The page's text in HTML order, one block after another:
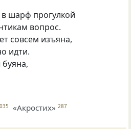
в шарф прогулкой
вопрос.
совсем изъяна,
идти.
«Акростих» 287